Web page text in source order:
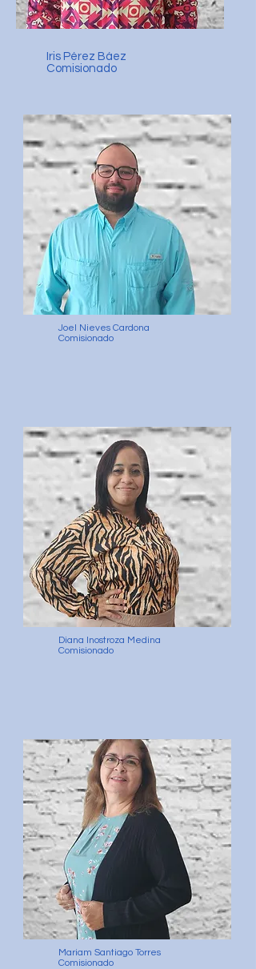
Iris Pérez Báez
Comisionado
Joel Nieves Cardona
Comisionado
Diana Inostroza Medina
Comisionado
Mariam Santiago Torres
Comisionado